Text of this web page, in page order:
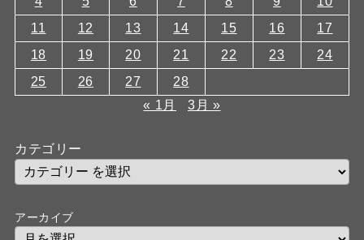
11
12 13 14 15 16
17
18
19 20 21 22 23
24
25
26 27
28
« 1月
3月 »
カテゴリー
アーカイブ